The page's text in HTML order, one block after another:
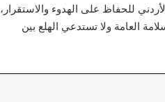
للحفاظ على الهدوء والاستقرار،
العامة ولا تستدعي الهلع بين